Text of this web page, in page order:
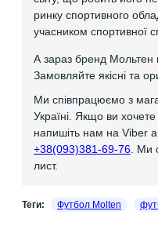
ринку спортивного
учасником спортивної
А зараз бренд Мольтен
Замовляйте якісні та
Ми співпрацюємо з
Україні. Якщо ви
напишіть нам на Viber
+38(093)381-69-76. Ми
лист.
Теги: Футбол Molten